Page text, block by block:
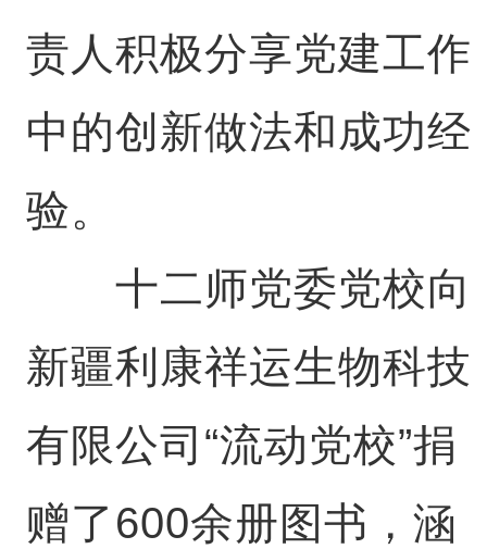
责人积极分享党建工作
中的创新做法和成功经
验。
十二师党委党校向
新疆利康祥运生物科技
有限公司“流动党校”捐
赠了600余册图书，涵